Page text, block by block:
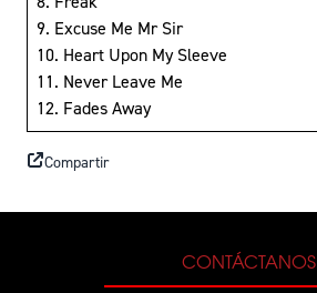
9. Excuse Me Mr Sir
10. Heart Upon My Sleeve
11. Never Leave Me
12. Fades Away
Compartir
CONTÁCTANOS